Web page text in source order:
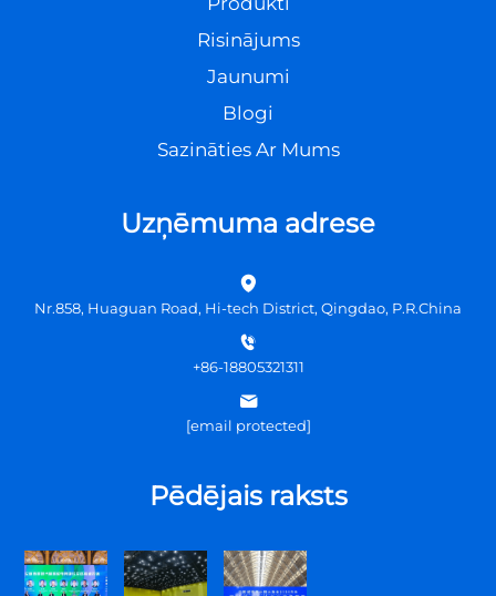
Risinājums
Jaunumi
Blogi
Sazināties Ar Mums
Uzņēmuma adrese
Nr.858, Huaguan Road, Hi-tech District, Qingdao, P.R.China
+86-18805321311
[email protected]
Pēdējais raksts